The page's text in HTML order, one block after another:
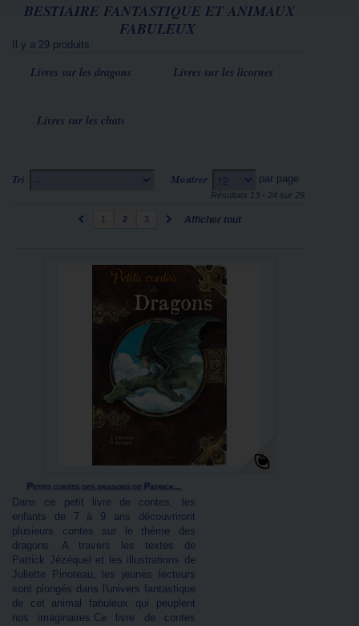
BESTIAIRE FANTASTIQUE ET ANIMAUX
FABULEUX
Il y a 29 produits.
Livres sur les dragons Livres sur les licornes
Livres sur les chats
Tri -- Montrer 12 par page
Afficher tout
1 2 3
Résultats 13 - 24 sur 29.
Petits contes des dragons de Patrick...
Dans ce petit livre de contes, les
enfants de 7 à 9 ans découvriront
plusieurs contes sur le thème des
dragons. A travers les textes de
Patrick Jézéquel et les illustrations de
Juliette Pinoteau, les jeunes lecteurs
sont plongés dans l'univers fantastique
de cet animal fabuleux qui peuplent
nos imaginaires.Ce livre de contes